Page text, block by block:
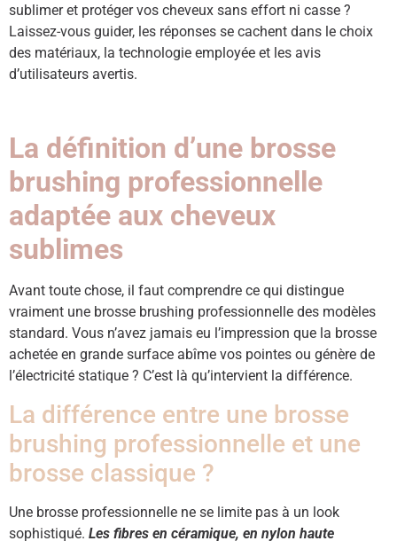
sublimer et protéger vos cheveux sans effort ni casse ?
Laissez-vous guider, les réponses se cachent dans le choix
des matériaux, la technologie employée et les avis
d’utilisateurs avertis.
La définition d’une brosse
brushing professionnelle
adaptée aux cheveux
sublimes
Avant toute chose, il faut comprendre ce qui distingue
vraiment une brosse brushing professionnelle des modèles
standard. Vous n’avez jamais eu l’impression que la brosse
achetée en grande surface abîme vos pointes ou génère de
l’électricité statique ? C’est là qu’intervient la différence.
La différence entre une brosse
brushing professionnelle et une
brosse classique ?
Une brosse professionnelle ne se limite pas à un look
sophistiqué. Les fibres en céramique, en nylon haute